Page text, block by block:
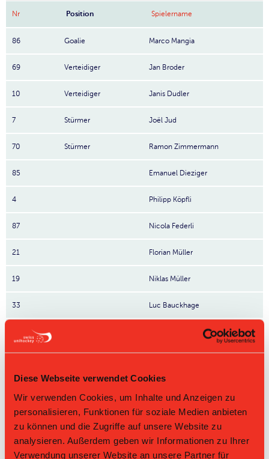
Diese Webseite verwendet Cookies
Wir verwenden Cookies, um Inhalte und Anzeigen zu
personalisieren, Funktionen für soziale Medien anbieten
zu können und die Zugriffe auf unsere Website zu
analysieren. Außerdem geben wir Informationen zu Ihrer
Verwendung unserer Website an unsere Partner für
Nr Position Spielername
86 Goalie Marco Mangia
69 Verteidiger Jan Broder
10 Verteidiger Janis Dudler
7 Stürmer Joël Jud
70 Stürmer Ramon Zimmermann
85 Emanuel Dieziger
4 Philipp Köpfli
87 Nicola Federli
21 Florian Müller
19 Niklas Müller
33 Luc Bauckhage
71 Cyrill Zimmermann
32 Jonas Federli